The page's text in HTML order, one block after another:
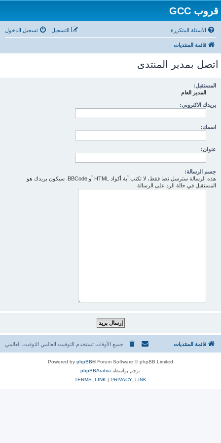
قروب GCC
الأسئلة المتكررة تسجيل الدخول التسجيل
قائمة المنتديات
اتصل بمدير المنتدى
المستقبل:
المدير العام
بريدك الاكتروني:
اسمك:
عنوان:
جسم الرسالة:
هذه الرسالة سترسل نصا فقط، لا تكتب أية أكواد HTML أو BBCode. سيكون بريدك هو
المستقبل في حالة الرد على الرسالة
قائمة المنتديات جميع الأوقات تستخدم التوقيت العالمي التوقيت العالمي
Powered by phpBB® Forum Software © phpBB Limited
ترجم بواسطة phpBBArabia
PRIVACY_LINK
|
TERMS_LINK